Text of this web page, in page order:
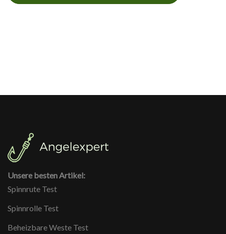
Unsere besten Artikel:
Spinnrute Test
Spinnrolle Test
Beheizbare Weste Test